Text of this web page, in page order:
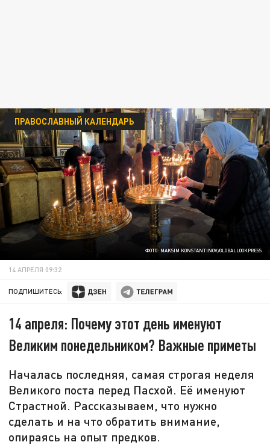
ФОТО: MAKSIM KONSTANTINOV/GLOBALLOOKPRESS
ПРАВОСЛАВНЫЙ КАЛЕНДАРЬ
14 АПРЕЛЯ 09:32
ПОДПИШИТЕСЬ:
14 апреля: Почему этот день именуют
Великим понедельником? Важные приметы
Началась последняя, самая строгая неделя
Великого поста перед Пасхой. Её именуют
Страстной. Рассказываем, что нужно
сделать и на что обратить внимание,
опираясь на опыт предков.